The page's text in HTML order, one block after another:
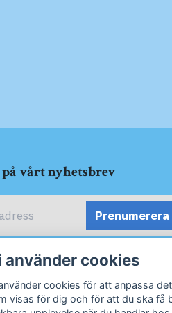
vårt nyhetsbrev
Prenumerera
använder cookies
cookies för att anpassa
visas för dig och för att du ska få